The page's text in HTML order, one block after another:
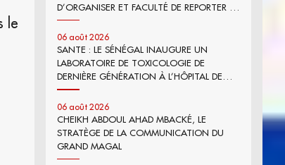
le
D’ORGANISER ET FACULTÉ DE REPORTER –
PAR DR MOR FALL
06 août 2026
SANTE : LE SÉNÉGAL INAUGURE UN
LABORATOIRE DE TOXICOLOGIE DE
DERNIÈRE GÉNÉRATION À L’HÔPITAL DE
FANN
06 août 2026
CHEIKH ABDOUL AHAD MBACKÉ, LE
STRATÈGE DE LA COMMUNICATION DU
GRAND MAGAL